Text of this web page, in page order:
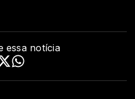
essa notícia